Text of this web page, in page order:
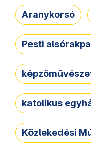
Aranykorsó
Pesti
katolikus
Közlekedési